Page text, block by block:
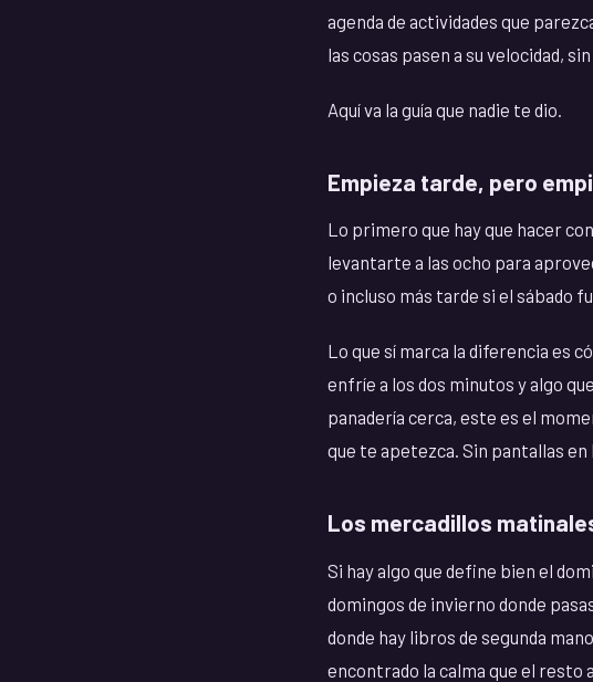
agenda de actividades que
las cosas pasen a su velocidad,
Aquí va la guía que nadie te dio.
Empieza tarde, pero
Lo primero que hay que hacer
levantarte a las ocho para
o incluso más tarde si el sábado
Lo que sí marca la diferencia es
enfríe a los dos minutos y algo
panadería cerca, este es el
que te apetezca. Sin pantallas en
Los mercadillos
Si hay algo que define bien el
domingos de invierno donde
donde hay libros de segunda
encontrado la calma que el resto